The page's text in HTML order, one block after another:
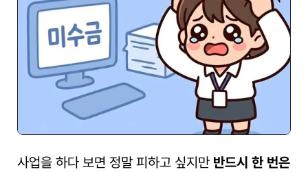
사업을 하다 보면 정말 피하고 싶지만 반드시 한 번은